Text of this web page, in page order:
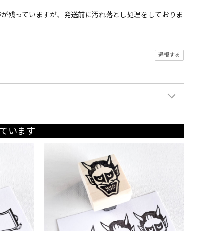
残っていますが、発送前に汚れ落とし処理をしておりま
通報する
います